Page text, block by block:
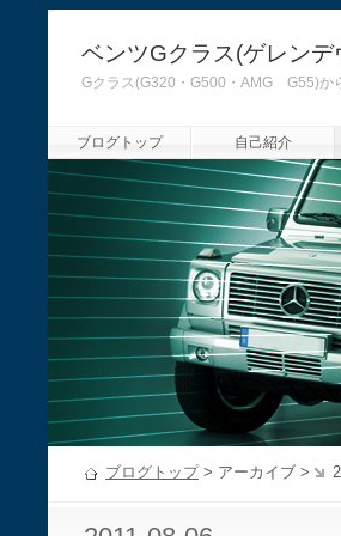
ベンツGクラス(ゲレン
Gクラス(G320・G500・AMG G55)か
ブログトップ 自己紹介
ブログトップ> アーカイブ >